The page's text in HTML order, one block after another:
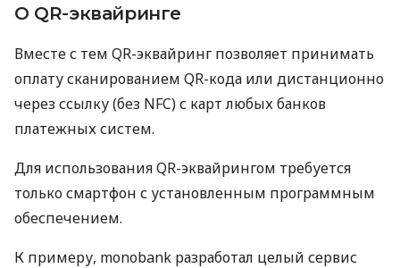
О QR-эквайринге
Вместе с тем QR-эквайринг позволяет принимать
оплату сканированием QR-кода или дистанционно
через ссылку (без NFC) с карт любых банков
платежных систем.
Для использования QR-эквайрингом требуется
только смартфон с установленным программным
обеспечением.
К примеру, monobank разработал целый сервис